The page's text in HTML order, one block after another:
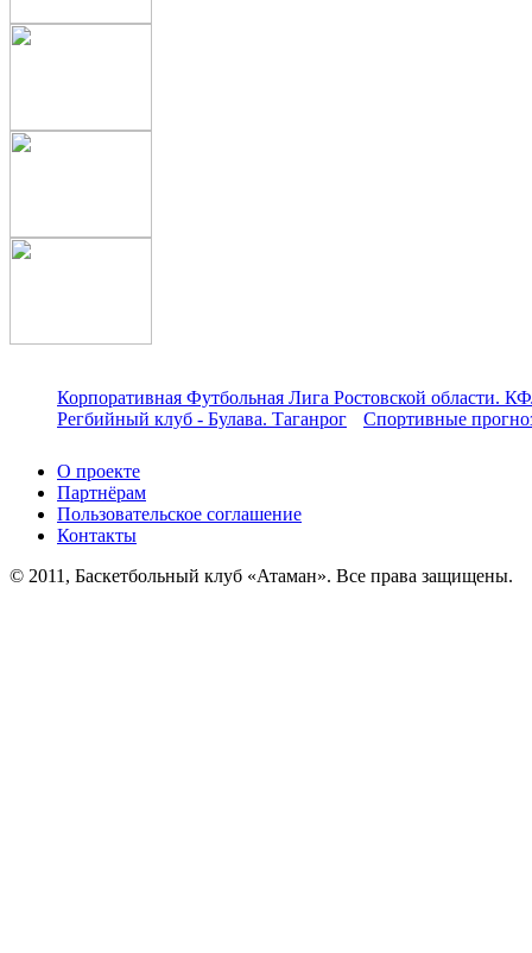
Корпоративная Футбольная Лига Ростовской области.
Регбийный клуб - Булава. Таганрог
Спортивные
О проекте
Партнёрам
Пользовательское соглашение
Контакты
© 2011, Баскетбольный клуб «Атаман». Все права защищены.